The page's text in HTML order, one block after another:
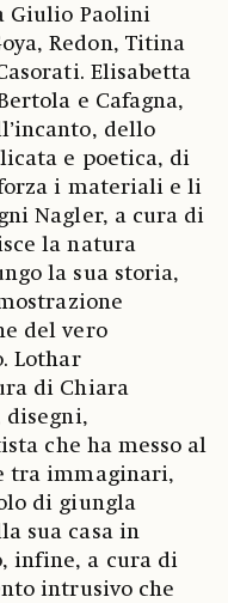
Giulio Paolini
Redon, Titina
Elisabetta
e Cafagna,
dello
e poetica, di
i materiali e li
Nagler, a cura di
la natura
la sua storia,
del vero
Lothar
di Chiara
disegni,
che ha messo al
tra immaginari,
di giungla
sua casa in
infine, a cura di
intrusivo che